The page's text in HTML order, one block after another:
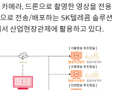
메라,드론으로 촬영한 영상을 전용
로 전송/배포하는 SK텔레콤 솔루션
산업현장관제에 활용하고 있다.